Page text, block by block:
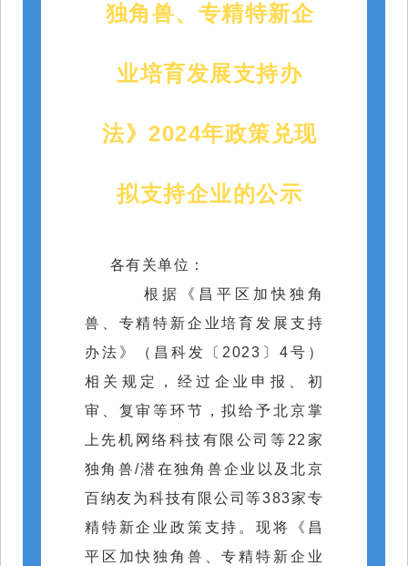
独角兽、专精特新企
业培育发展支持办
法》2024年政策兑现
拟支持企业的公示
各有关单位：
根据《昌平区加快独角
兽、专精特新企业培育发展支持
办法》（昌科发〔2023〕4号）
相关规定， 经过 企业申报
、初
审、复审等环节，拟给予北京掌
上先机网络科技有限公司等22家
独角兽/潜在独角兽企业 以及北京
百纳友为科技有限公司等383家专
精特新企业政策支持。现将
《昌
平区加快独角兽、专精特新企业